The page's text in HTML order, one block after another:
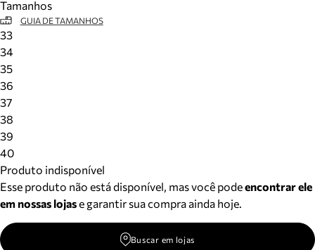
Tamanhos
GUIA DE TAMANHOS
33
34
35
36
37
38
39
40
Produto indisponível
Esse produto não está disponível, mas você podeencontrar ele
em nossas lojase garantir sua compra ainda hoje.
Buscar em lojas